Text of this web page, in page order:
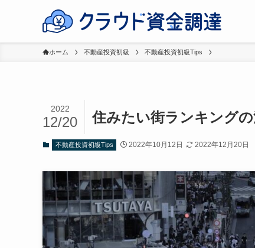
ホーム 不動産投資初級 不動産投資初級Tips
住みたい街ランキングの
2022
12/20
不動産投資初級Tips 2022年10月12日 2022年12月20日